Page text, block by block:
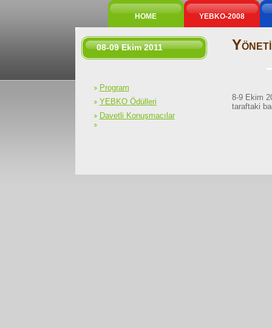
HOME YEBKO-2008
Y
8-9 Ekim
taraftaki
08-09Ekim 2011
Program
YEBKO Ödülleri
Davetli Konuşmacılar